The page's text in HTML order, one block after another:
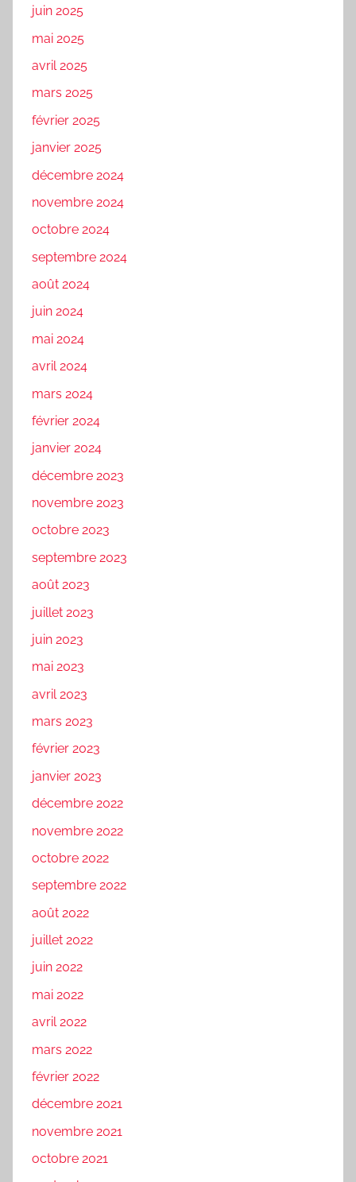
juin 2025
mai 2025
avril 2025
mars 2025
février 2025
janvier 2025
décembre 2024
novembre 2024
octobre 2024
septembre 2024
août 2024
juin 2024
mai 2024
avril 2024
mars 2024
février 2024
janvier 2024
décembre 2023
novembre 2023
octobre 2023
septembre 2023
août 2023
juillet 2023
juin 2023
mai 2023
avril 2023
mars 2023
février 2023
janvier 2023
décembre 2022
novembre 2022
octobre 2022
septembre 2022
août 2022
juillet 2022
juin 2022
mai 2022
avril 2022
mars 2022
février 2022
décembre 2021
novembre 2021
octobre 2021